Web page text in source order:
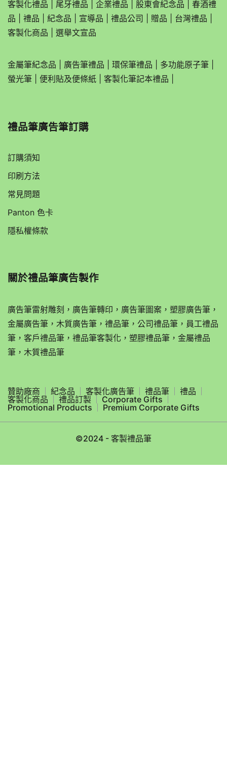
客製化禮品 尾牙禮品 企業禮品 股東會紀念品
春酒禮
品
禮品 紀念品 宣導品 禮品公司 贈品 台灣禮品
客製化商品
選舉文宣品
金屬筆紀念品 廣告筆禮品 環保筆禮品 多功能原子筆
螢光筆
便利貼及便條紙 客製化筆記本禮品
禮品筆廣告筆訂購
訂購須知
印刷方法
常見問題
Panton 色卡
隱私權條款
關於禮品筆廣告製作
廣告筆雷射雕刻，廣告筆轉印，廣告筆圖案，塑膠廣告筆，
金屬廣告筆，木質廣告筆，禮品筆，公司禮品筆，員工禮品
筆，客戶禮品筆，禮品筆客製化，塑膠禮品筆，金屬禮品
筆，木質禮品筆
贊助廠商 紀念品 客製化廣告筆 禮品筆
禮品
客製化商品
禮品訂製
Corporate Gifts
Promotional Products
Premium Corporate Gifts
©2024 - 客製禮品筆